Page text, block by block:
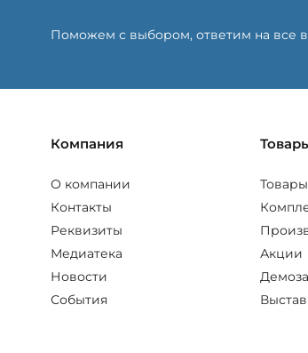
Поможем с выбором, ответим на все
Компания
О компании
Контакты
Реквизиты
Медиатека
Новости
События
Товары
Акции